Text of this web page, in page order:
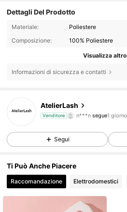
Dettagli Del Prodotto
Materiale:
Poliestere
Composizione:
100% Poliestere
Visualizza altro
Informazioni di sicurezza e contatti
AtelierLash
Venditore
4.71
n***n
4.71
9 Follower
Segui
Ti Può Anche Piacere
Raccomandazione Elettrodomestici